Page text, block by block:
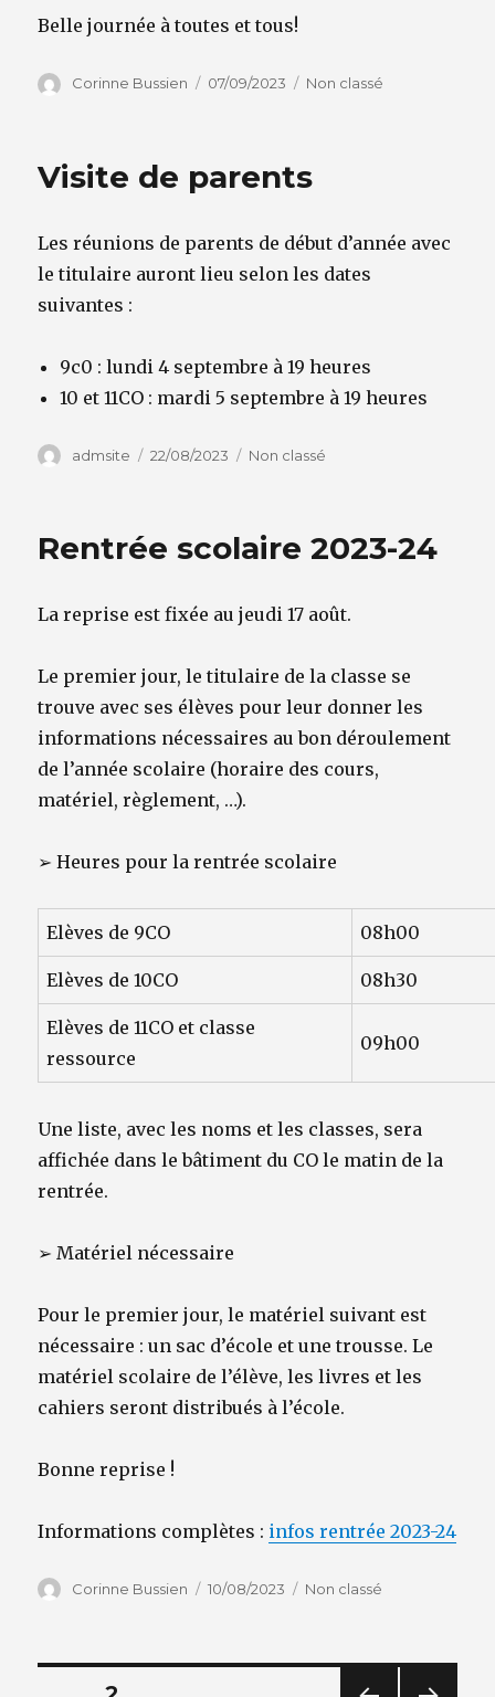
Belle journée à toutes et tous!
Auteur
Corinne Bussien
Publié
07/09/2023 Catégories
Non classé
Visite de parents
Les réunions de parents de début d’année avec
le titulaire auront lieu selon les dates
suivantes :
9c0 : lundi 4 septembre à 19 heures
10 et 11CO : mardi 5 septembre à 19 heures
Auteur
admsite
Publié
22/08/2023 Catégories
Non classé
Rentrée scolaire 2023-24
La reprise est fixée aujeudi 17 août.
Le premier jour, le titulaire de la classe se
trouve avec ses élèves pour leur donner les
informations nécessaires au bon déroulement
de l’année scolaire (horaire des cours,
matériel, règlement, …).
➢Heures pour la rentrée scolaire
Elèves de 9CO 08h00
Elèves de10CO 08h30
Elèves de11CO et classe
ressource
09h00
Une liste, avec les noms et les classes, sera
affichée dans le bâtiment du CO le matin de la
rentrée.
➢ Matériel nécessaire
Pour le premier jour, le matériel suivant est
nécessaire : un sac d’école et une trousse. Le
matériel scolaire de l’élève, les livres et les
cahiers seront distribués à l’école.
Bonne reprise !
Informations complètes : infos rentrée 2023-24
Auteur
Corinne Bussien
Publié
10/08/2023 Catégories
Non classé